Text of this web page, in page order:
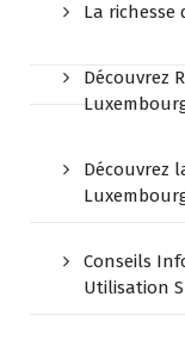
La richesse
Découvrez
Découvrez
Conseils
Utilisation